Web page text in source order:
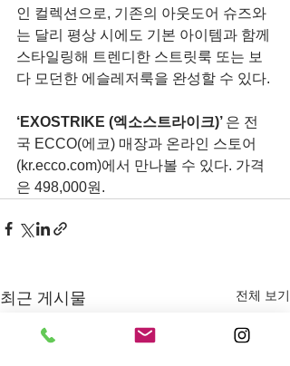
인 컬렉션으로, 기존의 아웃도어 슈즈와
는 달리 평상 시에도 기본 아이템과 함께
스타일링해 트렌디한 스트릿룩 또는 보
다 모던한 에슬레저룩을 완성할 수 있다.
‘EXOSTRIKE (엑소스트라이크)’ 은 전
국 ECCO(에코) 매장과 온라인 스토어
(kr.ecco.com)에서 만나볼 수 있다. 가격
은 498,000원.
최근 게시물 전체 보기